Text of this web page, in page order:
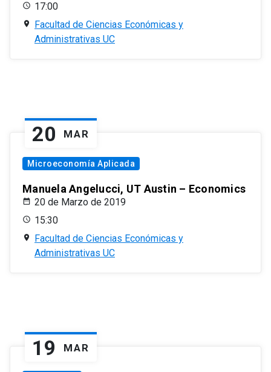
17:00
Facultad de Ciencias Económicas y
Administrativas UC
20 MAR
Microeconomía Aplicada
Manuela Angelucci, UT Austin – Economics
20 de Marzo de 2019
15:30
Facultad de Ciencias Económicas y
Administrativas UC
19 MAR